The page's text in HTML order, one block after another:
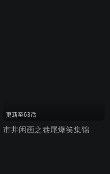
更新至63话
市井闲画之巷尾爆笑集锦